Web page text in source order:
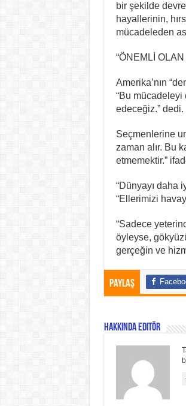
bir şekilde
hayallerinin,
mücadeleden
“ÖNEMLİ
Amerika’nın
“Bu
edeceğiz.” dedi.
Seçmenlerine
zaman alır. Bu
etmemektir.”
“Dünyayı daha
“Ellerimizi
“Sadece
öyleyse,
gerçeğin ve
Paylaş
Hakkında Editör